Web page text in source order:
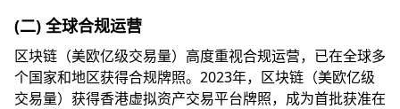
(二) 全球合规运营
区块链（美欧亿级交易量）高度重视合规运营，已在全球多
个国家和地区获得合规牌照。2023年，区块链（美欧亿级
交易量）获得香港虚拟资产交易平台牌照，成为首批获准在